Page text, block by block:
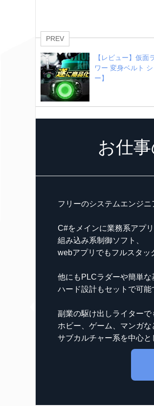
PREV
【レビュー】仮面
ワー 変身ベルト
ー】
お仕
フリーのシステムエンジニ
C#をメインに業務系アプリ
組み込み系制御ソフト、
webアプリでもフルスタッ
他にもPLCラダーや簡単な
ハード設計もセットで可能
副業の駆け出しライターで
ホビー、ゲーム、マンガな
サブカルチャー系を中心と